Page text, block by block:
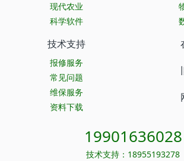
现代农业
科学软件
技术支持
报修服务
常见问题
维保服务
资料下载
19901636028
技术支持：18955193278